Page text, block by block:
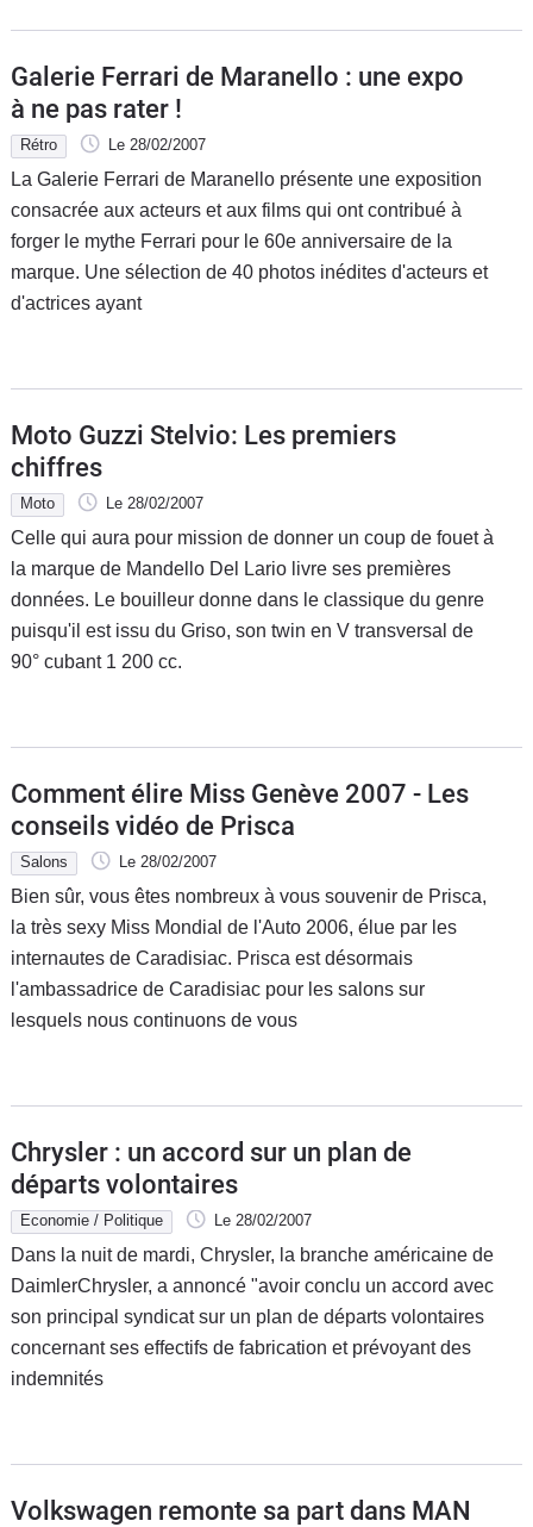
Galerie Ferrari de Maranello : une expo
à ne pas rater !
Rétro Le 28/02/2007
La Galerie Ferrari de Maranello présente une exposition
consacrée aux acteurs et aux films qui ont contribué à
forger le mythe Ferrari pour le 60e anniversaire de la
marque. Une sélection de 40 photos inédites d'acteurs et
d'actrices ayant
Moto Guzzi Stelvio: Les premiers
chiffres
Moto Le 28/02/2007
Celle qui aura pour mission de donner un coup de fouet à
la marque de Mandello Del Lario livre ses premières
données. Le bouilleur donne dans le classique du genre
puisqu'il est issu du Griso, son twin en V transversal de
90° cubant 1 200 cc.
Comment élire Miss Genève 2007 - Les
conseils vidéo de Prisca
Salons Le 28/02/2007
Bien sûr, vous êtes nombreux à vous souvenir de Prisca,
la très sexy Miss Mondial de l'Auto 2006, élue par les
internautes de Caradisiac. Prisca est désormais
l'ambassadrice de Caradisiac pour les salons sur
lesquels nous continuons de vous
Chrysler : un accord sur un plan de
départs volontaires
Economie / Politique Le 28/02/2007
Dans la nuit de mardi, Chrysler, la branche américaine de
DaimlerChrysler, a annoncé "avoir conclu un accord avec
son principal syndicat sur un plan de départs volontaires
concernant ses effectifs de fabrication et prévoyant des
indemnités
Volkswagen remonte sa part dans MAN